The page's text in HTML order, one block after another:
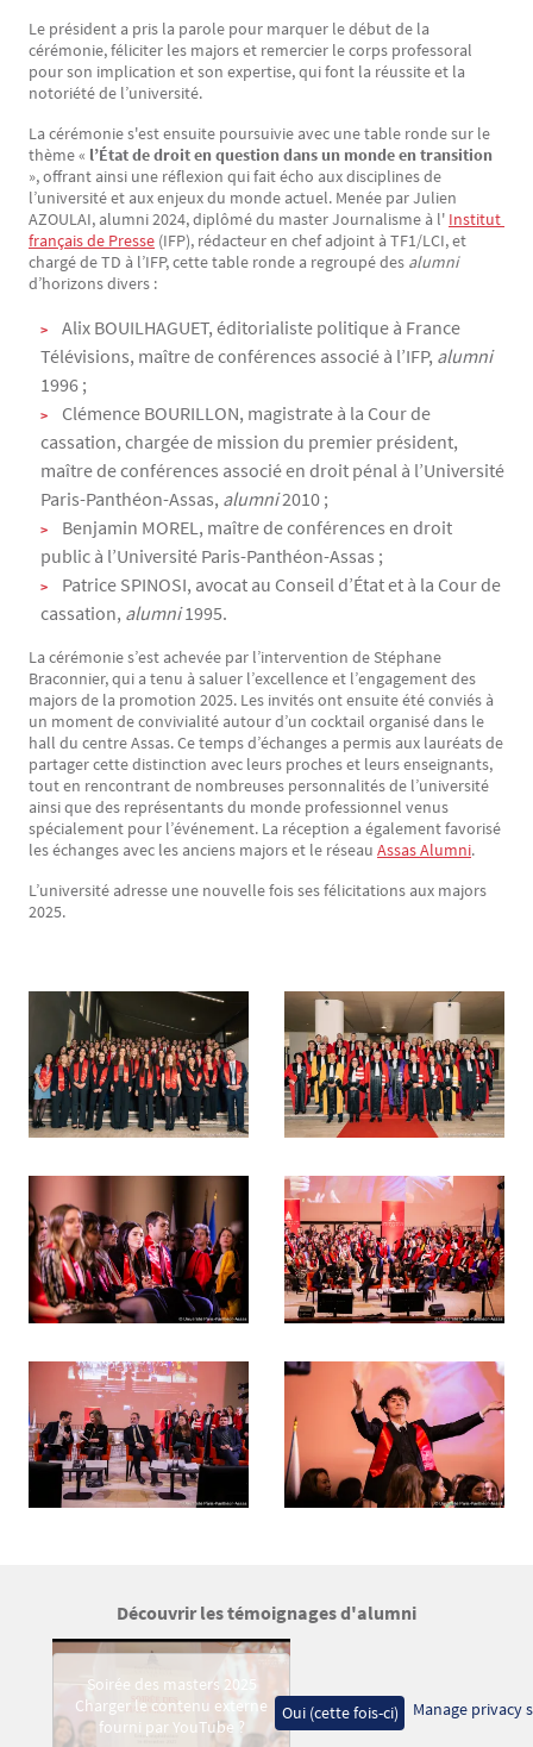
Le président a pris la parole pour marquer le début de la
cérémonie, féliciter les majors et remercier le corps professoral
pour son implication et son expertise, qui font la réussite et la
notoriété de l’université.
La cérémonie s'est ensuite poursuivie avec une table ronde sur le
thème « l’État de droit en question dans un monde en transition
», offrant ainsi une réflexion qui fait écho aux disciplines de
l’université et aux enjeux du monde actuel. Menée par Julien
AZOULAI, alumni 2024, diplômé du master Journalisme à l' Institut
français de Presse (IFP), rédacteur en chef adjoint à TF1/LCI, et
chargé de TD à l’IFP, cette table ronde a regroupé des alumni
d’horizons divers :
Alix BOUILHAGUET, éditorialiste politique à France
Télévisions, maître de conférences associé à l’IFP, alumni
1996 ;
Clémence BOURILLON, magistrate à la Cour de
cassation, chargée de mission du premier président,
maître de conférences associé en droit pénal à l’Université
Paris-Panthéon-Assas, alumni2010 ;
Benjamin MOREL, maître de conférences en droit
public à l’Université Paris-Panthéon-Assas ;
Patrice SPINOSI, avocat au Conseil d’État et à la Cour de
cassation, alumni1995.
La cérémonie s’est achevée par l’intervention de Stéphane
Braconnier, qui a tenu à saluer l’excellence et l’engagement des
majors de la promotion 2025. Les invités ont ensuite été conviés à
un moment de convivialité autour d’un cocktail organisé dans le
hall du centre Assas. Ce temps d’échanges a permis aux lauréats de
partager cette distinction avec leurs proches et leurs enseignants,
tout en rencontrant de nombreuses personnalités de l’université
ainsi que des représentants du monde professionnel venus
spécialement pour l’événement. La réception a également favorisé
les échanges avec les anciens majors et le réseau Assas Alumni.
L’université adresse une nouvelle fois ses félicitations aux majors
2025.
Découvrir les témoignages d'alumni
Video Mav
Soirée des masters 2025
Charger le contenu externe
fourni parYouTube ?
Oui (cette fois-ci) Manage privacy